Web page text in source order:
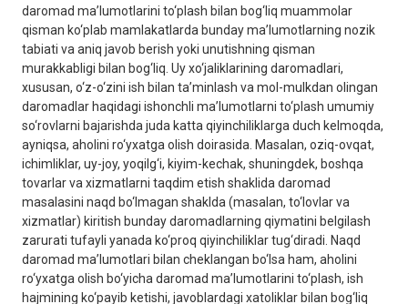
daromad maʼlumotlarini to‘plash bilan bog‘liq muammolar
qisman ko‘plab mamlakatlarda bunday maʼlumotlarning nozik
tabiati va aniq javob berish yoki unutishning qisman
murakkabligi bilan bog‘liq. Uy xo‘jaliklarining daromadlari,
xususan, o‘z-o‘zini ish bilan taʼminlash va mol-mulkdan olingan
daromadlar haqidagi ishonchli maʼlumotlarni to‘plash umumiy
so‘rovlarni bajarishda juda katta qiyinchiliklarga duch kelmoqda,
ayniqsa, aholini ro‘yxatga olish doirasida. Masalan, oziq-ovqat,
ichimliklar, uy-joy, yoqilg‘i, kiyim-kechak, shuningdek, boshqa
tovarlar va xizmatlarni taqdim etish shaklida daromad
masalasini naqd bo‘lmagan shaklda (masalan, to‘lovlar va
xizmatlar) kiritish bunday daromadlarning qiymatini belgilash
zarurati tufayli yanada ko‘proq qiyinchiliklar tug‘diradi. Naqd
daromad maʼlumotlari bilan cheklangan bo‘lsa ham, aholini
ro‘yxatga olish bo‘yicha daromad maʼlumotlarini to‘plash, ish
hajmining ko‘payib ketishi, javoblardagi xatoliklar bilan bog‘liq